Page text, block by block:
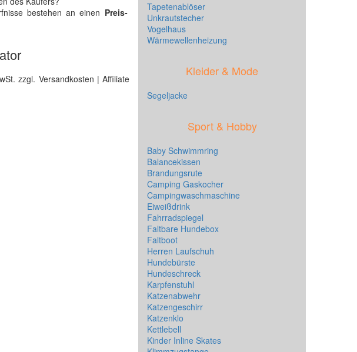
bestehen an einen Preis-
zzgl. Versandkosten | Affiliate
Tapetenablöser
Unkrautstecher
Vogelhaus
Wärmewellenheizung
Kleider & Mode
Segeljacke
Sport & Hobby
Baby Schwimmring
Balancekissen
Brandungsrute
Camping Gaskocher
Campingwaschmaschine
Eiweißdrink
Fahrradspiegel
Faltbare Hundebox
Faltboot
Herren Laufschuh
Hundebürste
Hundeschreck
Karpfenstuhl
Katzenabwehr
Katzengeschirr
Katzenklo
Kettlebell
Kinder Inline Skates